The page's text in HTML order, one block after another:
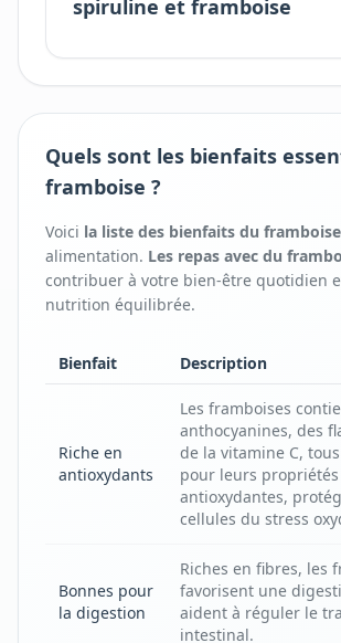
spiruline et framboise
Quels sont les bienfaits
framboise ?
Voici la liste des bienfaits du framboise
alimentation. Les repas avec du
contribuer à votre bien-être quotidien
nutrition équilibrée.
Bienfait Description
Riche en
antioxydants
Les framboises
anthocyanines, des
de la vitamine C,
pour leurs propriétés
antioxydantes,
cellules du stress
Bonnes pour
la digestion
Riches en fibres, les
favorisent une
aident à réguler le
intestinal.